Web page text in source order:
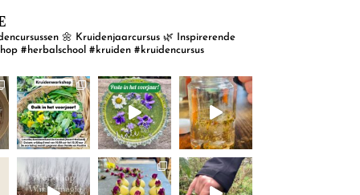
🌼 Kruidenjaarcursus🌿 Inspirerende
#herbalschool #kruiden #kruidencursus